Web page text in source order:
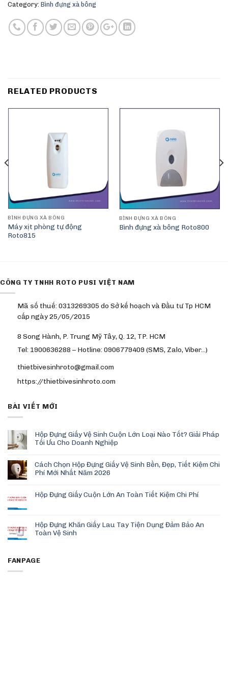
Category: Bình đựng xà bông
RELATED PRODUCTS
BÌNH ĐỰNG XÀ BÔNG
Máy xịt phòng tự động
Roto815
BÌNH ĐỰNG XÀ BÔNG
Bình đựng xà bông Roto800
CÔNG TY TNHH ROTO PUSI VIỆT NAM
Mã số thuế: 0313269305 do Sở kế hoạch và Đầu tư Tp HCM
cấp ngày 25/05/2015
8 Song Hành, P. Trung Mỹ Tây, Q. 12, TP. HCM
Tel: 1900636288 – Hotline: 0906779409 (SMS, Zalo, Viber…)
thietbivesinhroto@gmail.com
https://thietbivesinhroto.com
BÀI VIẾT MỚI
Hộp Đựng Giấy Vệ Sinh Cuộn Lớn Loại Nào Tốt? Giải Pháp
Tối Ưu Cho Doanh Nghiệp
Cách Chọn Hộp Đựng Giấy Vệ Sinh Bền, Đẹp, Tiết Kiệm Chi
Phí Mới Nhất Năm 2026
Hộp Đựng Giấy Cuộn Lớn An Toàn Tiết Kiệm Chi Phí
Hộp Đựng Khăn Giấy Lau Tay Tiện Dụng Đảm Bảo An
Toàn Vệ Sinh
FANPAGE